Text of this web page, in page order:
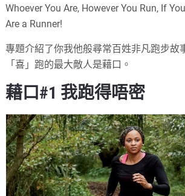
Whoever You Are, However You Run, If
Are a Runner!
專題介紹了你我他般尋常百姓非凡跑步故
「喜」跑的最大敵人是藉口。
藉口#1 我跑得唔密